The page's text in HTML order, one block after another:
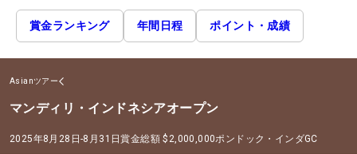
賞金ランキング 年間日程 ポイント・成績
Asianツアー
マンディリ・インドネシアオープン
2025年8月28日-8月31日賞金総額 $2,000,000ポンドック・インダGC